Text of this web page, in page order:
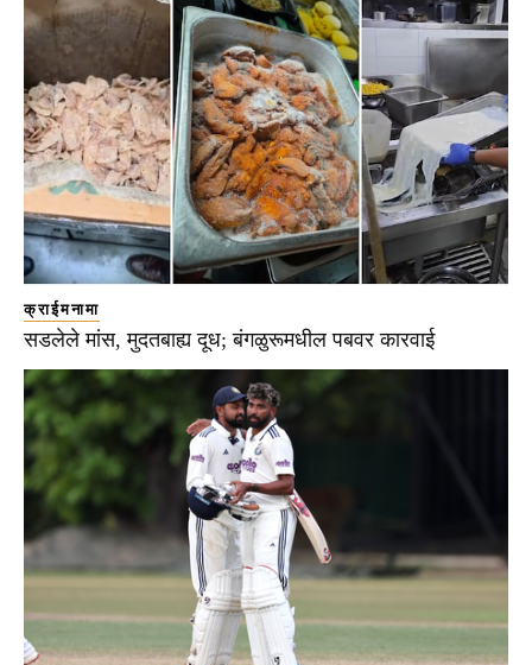
क्राईमनामा
सडलेले मांस, मुदतबाह्य दूध; बंगळुरूमधील पबवर कारवाई